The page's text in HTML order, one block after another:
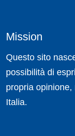
Mission
Questo sito
possibilità di
propria
Italia.